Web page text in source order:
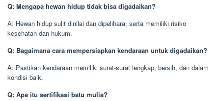
Q: Mengapa hewan hidup tidak bisa digadaikan?
A: Hewan hidup sulit dinilai dan dipelihara, serta memiliki risiko
kesehatan dan hukum.
Q: Bagaimana cara mempersiapkan kendaraan untuk digadaikan?
A: Pastikan kendaraan memiliki surat-surat lengkap, bersih, dan dalam
kondisi baik.
Q: Apa itu sertifikasi batu mulia?